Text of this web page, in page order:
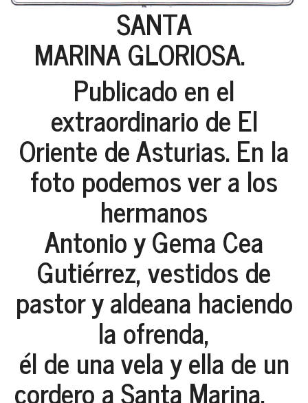
SANTA
MARINA GLORIOSA.
Publicado en el
extraordinario de El
Oriente de Asturias. En la
foto podemos ver a los
hermanos
Antonio y Gema Cea
Gutiérrez, vestidos de
pastor y aldeana haciendo
la ofrenda,
él de una vela y ella de un
cordero a Santa Marina.